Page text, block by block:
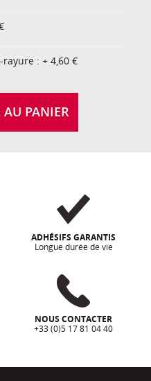
: + 4,60 €
AU PANIER
ADHÉSIFS GARANTIS
Longue durée de vie
NOUS CONTACTER
+33 (0)5 17 81 04 40